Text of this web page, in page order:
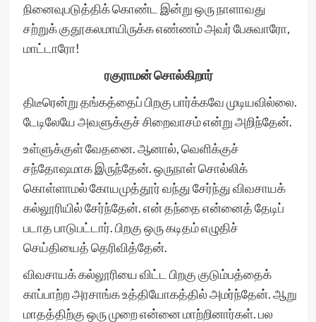
நினைவுபடுத்திக் கொண்ட இன்று ஒரு நாளாவது
சற்றுக் குதூகலமாயிருக்க எண்ணம் அவர் பேசுவாரோ,
மாட்டாரோ!
ரகுராமன் சொல்கிறார்
திடீரென்று தங்கத்தைப் பிறகு பார்க்கவே முடியவில்லை.
டேடிலேயே அவளுக்குச் சிறைவாசம் என்று அறிந்தேன்.
உள்ளுக்குள் வேதனை. ஆனால், வெளிக்குச்
சந்தோஷமாக இருந்தேன். ஒருநாள் சொல்லிக்
கொள்ளாமல் கோயமுத்தூர் வந்து சேர்ந்து விவசாயக்
கல்லூரியில் சேர்ந்தேன். என் தந்தை என்னைத் தேடிப்
படாத பாடுபட்டார். பிறகு ஒரு கடிதம் எழுதிச்
செய்தியைத் தெரிவித்தேன்.
விவசாயக் கல்லூரியை விட்ட பிறகு குடும்பத்தைக்
காப்பாற்ற அரசாங்க உத்தியோகத்தில் அமர்ந்தேன். ஆறு
மாதத்திற்கு ஒரு முறை என்னை மாற்றினார்கள். பல